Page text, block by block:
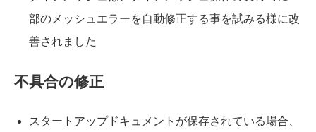
部のメッシュエラーを自動修正する事を試みる様に改
善されました
不具合の修正
スタートアップドキュメントが保存されている場合、